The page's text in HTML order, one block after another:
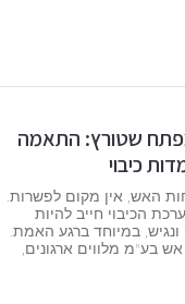
שטורץ: התאמה
כיבוי
האש, אין מקום לפשרות.
הכיבוי חייב להיות
ונגיש, במיוחד ברגע האמת.
אש בע"מ מלווים ארגונים,